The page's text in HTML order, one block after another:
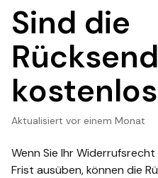
Sind die
Aktualisiert vor einem Monat
Wenn Sie Ihr
Frist ausüben, können die